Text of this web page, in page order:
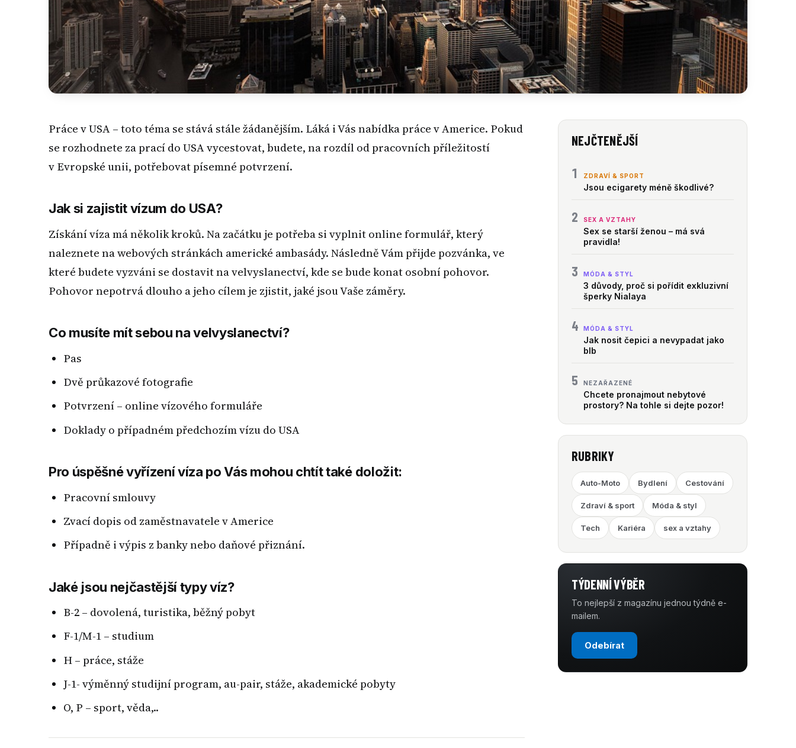
Práce v USA – toto téma se stává stále žádanějším. Láká i Vás nabídka práce v Americe. Pokud
se rozhodnete za prací do USA vycestovat, budete, na rozdíl od pracovních příležitostí
v Evropské unii, potřebovat písemné potvrzení.
Jak si zajistit vízum do USA?
Získání víza má několik kroků. Na začátku je potřeba si vyplnit online formulář, který
naleznete na webových stránkách americké ambasády. Následně Vám přijde pozvánka, ve
které budete vyzváni se dostavit na velvyslanectví, kde se bude konat osobní pohovor.
Pohovor nepotrvá dlouho a jeho cílem je zjistit, jaké jsou Vaše záměry.
Co musíte mít sebou na velvyslanectví?
Pas
Dvě průkazové fotografie
Potvrzení – online vízového formuláře
Doklady o případném předchozím vízu do USA
Pro úspěšné vyřízení víza po Vás mohou chtít také doložit:
Pracovní smlouvy
Zvací dopis od zaměstnavatele v Americe
Případně i výpis z banky nebo daňové přiznání.
Jaké jsou nejčastější typy víz?
B-2 – dovolená, turistika, běžný pobyt
F-1/M-1 – studium
H – práce, stáže
J-1- výměnný studijní program, au-pair, stáže, akademické pobyty
O, P – sport, věda,..
NEJČTENĚJŠÍ
1 ZDRAVÍ & SPORT
Jsou ecigarety méně škodlivé?
2 SEX A VZTAHY
Sex se starší ženou – má svá
pravidla!
3 MÓDA & STYL
3 důvody, proč si pořídit exkluzivní
šperky Nialaya
4 MÓDA & STYL
Jak nosit čepici a nevypadat jako
blb
5 NEZAŘAZENÉ
Chcete pronajmout nebytové
prostory? Na tohle si dejte pozor!
RUBRIKY
Auto-Moto Bydlení Cestování
Zdraví & sport Móda & styl
Tech Kariéra sex a vztahy
TÝDENNÍ VÝBĚR
To nejlepší z magazínu jednou týdně e-
mailem.
Odebírat